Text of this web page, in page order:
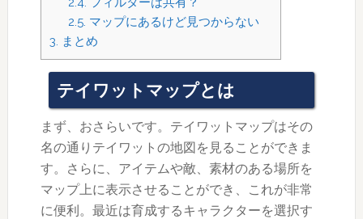
2.5. マップにあるけど見つからない
3. まとめ
テイワットマップとは
まず、おさらいです。テイワットマップはその
名の通りテイワットの地図を見ることができま
す。さらに、アイテムや敵、素材のある場所を
マップ上に表示させることができ、これが非常
に便利。最近は育成するキャラクターを選択す